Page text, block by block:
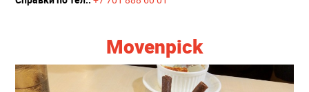
Movenpick